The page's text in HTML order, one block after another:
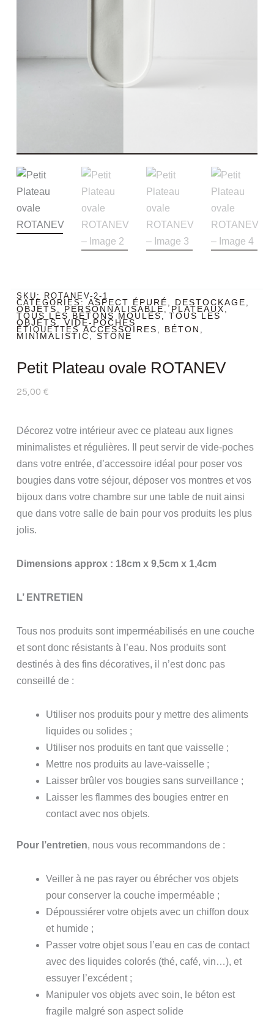
SKU: ROTANEV-2-1
CATEGORIES: ASPECT ÉPURÉ DESTOCKAGE
OBJETS PERSONNALISABLE , PLATEAUX
TOUS LES BÉTONS MOULÉS , TOUS LES
OBJETS VIDE-POCHES
ÉTIQUETTES ACCESSOIRES BÉTON
MINIMALISTIC STONE
Petit Plateau ovale ROTANEV
25,00 €
Décorez votre intérieur avec ce plateau aux lignes
minimalistes et régulières. Il peut servir de vide-poches
dans votre entrée, d’accessoire idéal pour poser vos
bougies dans votre séjour, déposer vos montres et vos
bijoux dans votre chambre sur une table de nuit ainsi
que dans votre salle de bain pour vos produits les plus
jolis.
Dimensions approx : 18cm x 9,5cm x 1,4cm
L’ ENTRETIEN
Tous nos produits sont imperméabilisés en une couche
et sont donc résistants à l’eau. Nos produits sont
destinés à des fins décoratives, il n’est donc pas
conseillé de :
Utiliser nos produits pour y mettre des aliments
liquides ou solides ;
Utiliser nos produits en tant que vaisselle ;
Mettre nos produits au lave-vaisselle ;
Laisser brûler vos bougies sans surveillance ;
Laisser les flammes des bougies entrer en
contact avec nos objets.
Pour l’entretien, nous vous recommandons de :
Veiller à ne pas rayer ou ébrécher vos objets
pour conserver la couche imperméable ;
Dépoussiérer votre objets avec un chiffon doux
et humide ;
Passer votre objet sous l’eau en cas de contact
avec des liquides colorés (thé, café, vin…), et
essuyer l’excédent ;
Manipuler vos objets avec soin, le béton est
fragile malgré son aspect solide